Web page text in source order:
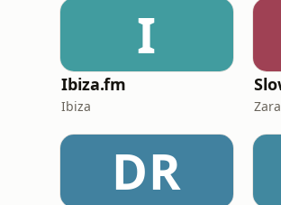
I
Ibiza.fm
Ibiza
DR